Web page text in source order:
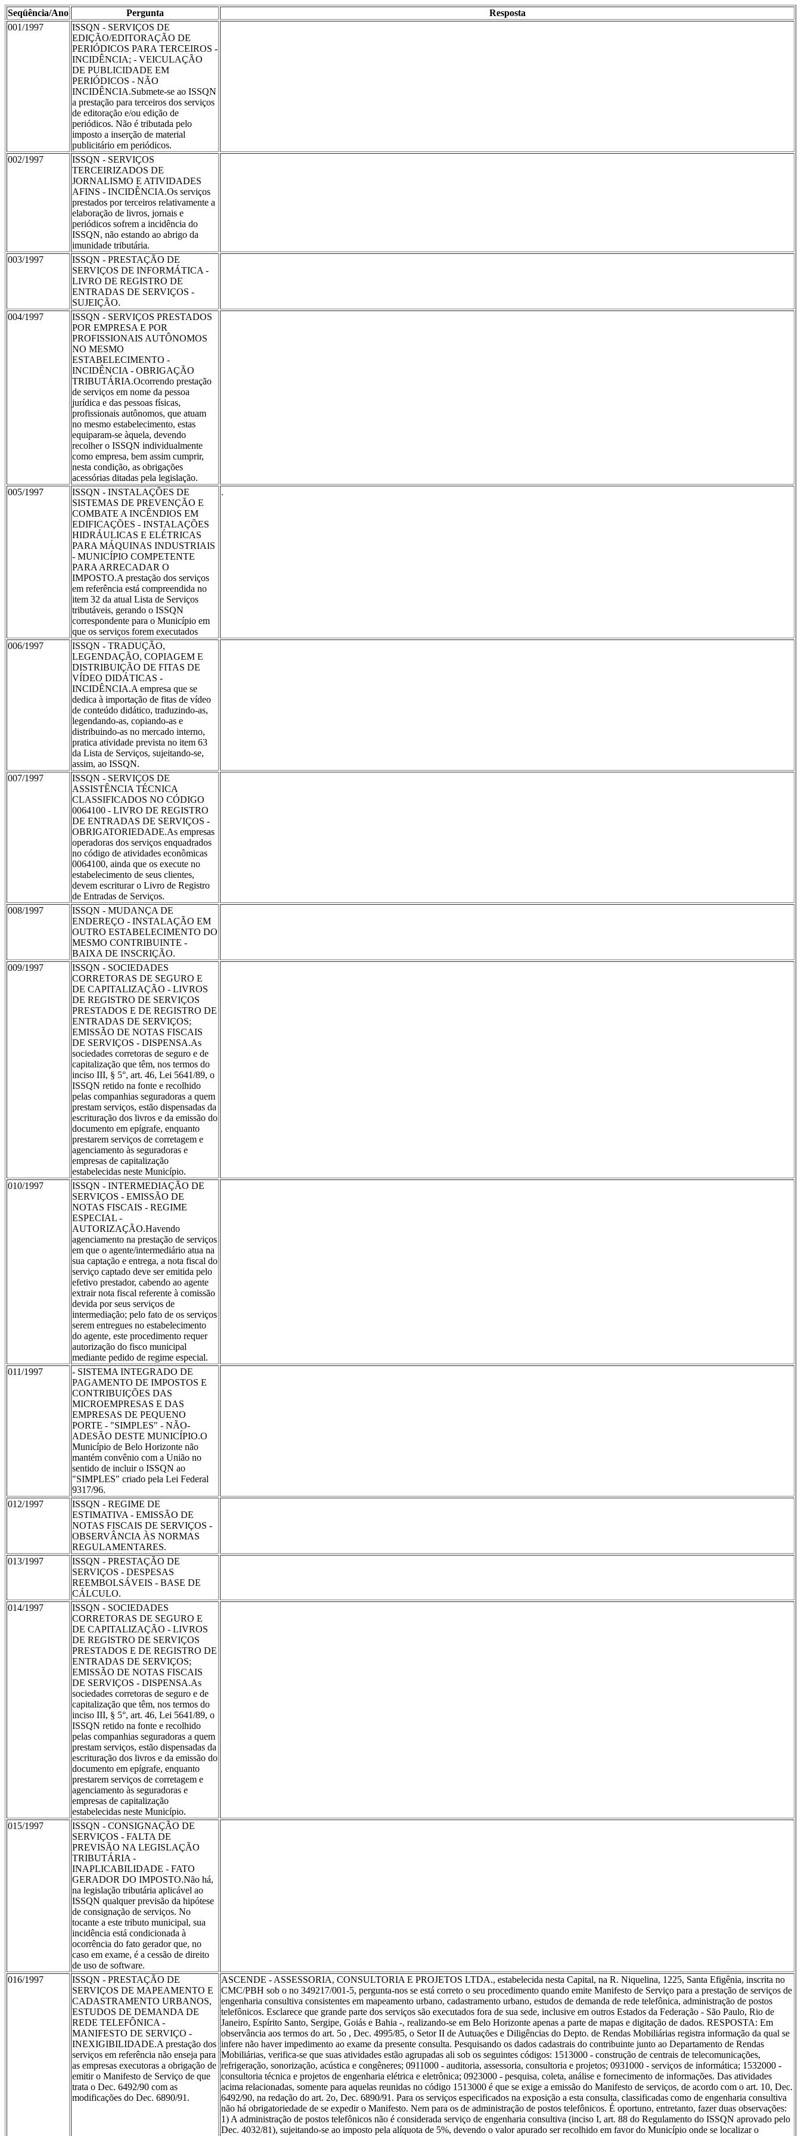
Seqüência/Ano Pergunta
Resposta
001/1997
ISSQN - SERVIÇOS DE
EDIÇÃO/EDITORAÇÃO DE
PERIÓDICOS PARA TERCEIROS -
INCIDÊNCIA; - VEICULAÇÃO
DE PUBLICIDADE EM
PERIÓDICOS - NÃO
INCIDÊNCIA.Submete-se ao ISSQN
a prestação para terceiros dos serviços
de editoração e/ou edição de
periódicos. Não é tributada pelo
imposto a inserção de material
publicitário em periódicos.
002/1997
ISSQN - SERVIÇOS
TERCEIRIZADOS DE
JORNALISMO E ATIVIDADES
AFINS - INCIDÊNCIA.Os serviços
prestados por terceiros relativamente a
elaboração de livros, jornais e
periódicos sofrem a incidência do
ISSQN, não estando ao abrigo da
imunidade tributária.
003/1997
ISSQN - PRESTAÇÃO DE
SERVIÇOS DE INFORMÁTICA -
LIVRO DE REGISTRO DE
ENTRADAS DE SERVIÇOS -
SUJEIÇÃO.
004/1997
ISSQN - SERVIÇOS PRESTADOS
POR EMPRESA E POR
PROFISSIONAIS AUTÔNOMOS
NO MESMO
ESTABELECIMENTO -
INCIDÊNCIA - OBRIGAÇÃO
TRIBUTÁRIA.Ocorrendo prestação
de serviços em nome da pessoa
jurídica e das pessoas físicas,
profissionais autônomos, que atuam
no mesmo estabelecimento, estas
equiparam-se àquela, devendo
recolher o ISSQN individualmente
como empresa, bem assim cumprir,
nesta condição, as obrigações
acessórias ditadas pela legislação.
005/1997
ISSQN - INSTALAÇÕES DE
SISTEMAS DE PREVENÇÃO E
COMBATE A INCÊNDIOS EM
EDIFICAÇÕES - INSTALAÇÕES
HIDRÁULICAS E ELÉTRICAS
PARA MÁQUINAS INDUSTRIAIS
- MUNICÍPIO COMPETENTE
PARA ARRECADAR O
IMPOSTO.A prestação dos serviços
em referência está compreendida no
item 32 da atual Lista de Serviços
tributáveis, gerando o ISSQN
correspondente para o Município em
que os serviços forem executados
.
006/1997
ISSQN - TRADUÇÃO,
LEGENDAÇÃO, COPIAGEM E
DISTRIBUIÇÃO DE FITAS DE
VÍDEO DIDÁTICAS -
INCIDÊNCIA.A empresa que se
dedica à importação de fitas de vídeo
de conteúdo didático, traduzindo-as,
legendando-as, copiando-as e
distribuindo-as no mercado interno,
pratica atividade prevista no item 63
da Lista de Serviços, sujeitando-se,
assim, ao ISSQN.
007/1997
ISSQN - SERVIÇOS DE
ASSISTÊNCIA TÉCNICA
CLASSIFICADOS NO CÓDIGO
0064100 - LIVRO DE REGISTRO
DE ENTRADAS DE SERVIÇOS -
OBRIGATORIEDADE.As empresas
operadoras dos serviços enquadrados
no código de atividades econômicas
0064100, ainda que os execute no
estabelecimento de seus clientes,
devem escriturar o Livro de Registro
de Entradas de Serviços.
008/1997
ISSQN - MUDANÇA DE
ENDEREÇO - INSTALAÇÃO EM
OUTRO ESTABELECIMENTO DO
MESMO CONTRIBUINTE -
BAIXA DE INSCRIÇÃO.
009/1997
ISSQN - SOCIEDADES
CORRETORAS DE SEGURO E
DE CAPITALIZAÇÃO - LIVROS
DE REGISTRO DE SERVIÇOS
PRESTADOS E DE REGISTRO DE
ENTRADAS DE SERVIÇOS;
EMISSÃO DE NOTAS FISCAIS
DE SERVIÇOS - DISPENSA.As
sociedades corretoras de seguro e de
capitalização que têm, nos termos do
inciso III, § 5°, art. 46, Lei 5641/89, o
ISSQN retido na fonte e recolhido
pelas companhias seguradoras a quem
prestam serviços, estão dispensadas da
escrituração dos livros e da emissão do
documento em epígrafe, enquanto
prestarem serviços de corretagem e
agenciamento às seguradoras e
empresas de capitalização
estabelecidas neste Município.
010/1997
ISSQN - INTERMEDIAÇÃO DE
SERVIÇOS - EMISSÃO DE
NOTAS FISCAIS - REGIME
ESPECIAL -
AUTORIZAÇÃO.Havendo
agenciamento na prestação de serviços
em que o agente/intermediário atua na
sua captação e entrega, a nota fiscal do
serviço captado deve ser emitida pelo
efetivo prestador, cabendo ao agente
extrair nota fiscal referente à comissão
devida por seus serviços de
intermediação; pelo fato de os serviços
serem entregues no estabelecimento
do agente, este procedimento requer
autorização do fisco municipal
mediante pedido de regime especial.
011/1997
- SISTEMA INTEGRADO DE
PAGAMENTO DE IMPOSTOS E
CONTRIBUIÇÕES DAS
MICROEMPRESAS E DAS
EMPRESAS DE PEQUENO
PORTE - "SIMPLES" - NÃO-
ADESÃO DESTE MUNICÍPIO.O
Município de Belo Horizonte não
mantém convênio com a União no
sentido de incluir o ISSQN ao
"SIMPLES" criado pela Lei Federal
9317/96.
012/1997
ISSQN - REGIME DE
ESTIMATIVA - EMISSÃO DE
NOTAS FISCAIS DE SERVIÇOS -
OBSERVÂNCIA ÀS NORMAS
REGULAMENTARES.
013/1997
ISSQN - PRESTAÇÃO DE
SERVIÇOS - DESPESAS
REEMBOLSÁVEIS - BASE DE
CÁLCULO.
014/1997
ISSQN - SOCIEDADES
CORRETORAS DE SEGURO E
DE CAPITALIZAÇÃO - LIVROS
DE REGISTRO DE SERVIÇOS
PRESTADOS E DE REGISTRO DE
ENTRADAS DE SERVIÇOS;
EMISSÃO DE NOTAS FISCAIS
DE SERVIÇOS - DISPENSA.As
sociedades corretoras de seguro e de
capitalização que têm, nos termos do
inciso III, § 5°, art. 46, Lei 5641/89, o
ISSQN retido na fonte e recolhido
pelas companhias seguradoras a quem
prestam serviços, estão dispensadas da
escrituração dos livros e da emissão do
documento em epígrafe, enquanto
prestarem serviços de corretagem e
agenciamento às seguradoras e
empresas de capitalização
estabelecidas neste Município.
015/1997
ISSQN - CONSIGNAÇÃO DE
SERVIÇOS - FALTA DE
PREVISÃO NA LEGISLAÇÃO
TRIBUTÁRIA -
INAPLICABILIDADE - FATO
GERADOR DO IMPOSTO.Não há,
na legislação tributária aplicável ao
ISSQN qualquer previsão da hipótese
de consignação de serviços. No
tocante a este tributo municipal, sua
incidência está condicionada à
ocorrência do fato gerador que, no
caso em exame, é a cessão de direito
de uso de software.
016/1997
ISSQN - PRESTAÇÃO DE
SERVIÇOS DE MAPEAMENTO E
CADASTRAMENTO URBANOS,
ESTUDOS DE DEMANDA DE
REDE TELEFÔNICA -
MANIFESTO DE SERVIÇO -
INEXIGIBILIDADE.A prestação dos
serviços em referência não enseja para
as empresas executoras a obrigação de
emitir o Manifesto de Serviço de que
trata o Dec. 6492/90 com as
modificações do Dec. 6890/91.
ASCENDE - ASSESSORIA, CONSULTORIA E PROJETOS LTDA., estabelecida nesta Capital, na R. Niquelina, 1225, Santa Efigênia, inscrita no
CMC/PBH sob o no 349217/001-5, pergunta-nos se está correto o seu procedimento quando emite Manifesto de Serviço para a prestação de serviços de
engenharia consultiva consistentes em mapeamento urbano, cadastramento urbano, estudos de demanda de rede telefônica, administração de postos
telefônicos. Esclarece que grande parte dos serviços são executados fora de sua sede, inclusive em outros Estados da Federação - São Paulo, Rio de
Janeiro, Espírito Santo, Sergipe, Goiás e Bahia -, realizando-se em Belo Horizonte apenas a parte de mapas e digitação de dados. RESPOSTA: Em
observância aos termos do art. 5o , Dec. 4995/85, o Setor II de Autuações e Diligências do Depto. de Rendas Mobiliárias registra informação da qual se
infere não haver impedimento ao exame da presente consulta. Pesquisando os dados cadastrais do contribuinte junto ao Departamento de Rendas
Mobiliárias, verifica-se que suas atividades estão agrupadas ali sob os seguintes códigos: 1513000 - construção de centrais de telecomunicações,
refrigeração, sonorização, acústica e congêneres; 0911000 - auditoria, assessoria, consultoria e projetos; 0931000 - serviços de informática; 1532000 -
consultoria técnica e projetos de engenharia elétrica e eletrônica; 0923000 - pesquisa, coleta, análise e fornecimento de informações. Das atividades
acima relacionadas, somente para aquelas reunidas no código 1513000 é que se exige a emissão do Manifesto de serviços, de acordo com o art. 10, Dec.
6492/90, na redação do art. 2o, Dec. 6890/91. Para os serviços especificados na exposição a esta consulta, classificadas como de engenharia consultiva
não há obrigatoriedade de se expedir o Manifesto. Nem para os de administração de postos telefônicos. É oportuno, entretanto, fazer duas observações:
1) A administração de postos telefônicos não é considerada serviço de engenharia consultiva (inciso I, art. 88 do Regulamento do ISSQN aprovado pelo
Dec. 4032/81), sujeitando-se ao imposto pela alíquota de 5%, devendo o valor apurado ser recolhido em favor do Município onde se localizar o